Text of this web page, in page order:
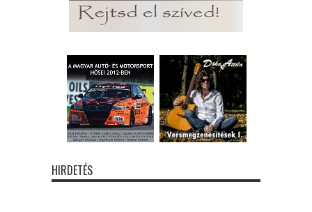
HIRDETÉS